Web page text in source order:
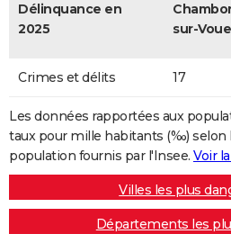
Délinquance en
2025
sur-
Crimes et délits 17
Les données rapportées aux
taux pour mille habitants (‰) selon
population fournis par l'Insee. Voir
Villes les plus
Départements les